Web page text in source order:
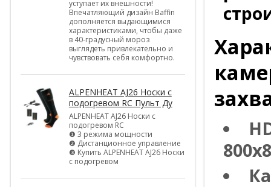
уступает их внешности!
Впечатляющий дизайн Baffin
дополняется выдающимися
характеристиками, чтобы даже
в 40-градусный мороз
выглядеть привлекательно и
чувствовать себя комфортно.
ALPENHEAT AJ26 Носки с
подогревом RC Пульт Ду
ALPENHEAT AJ26 Носки с
подогревом RC
❶ 3 режима мощности
❷ Дистанционное управление
❸ Купить ALPENHEAT AJ26 Носки
с подогревом